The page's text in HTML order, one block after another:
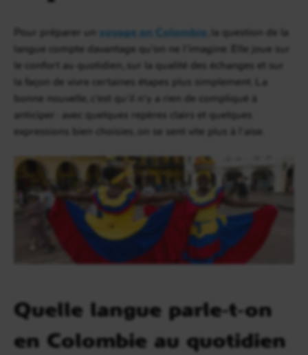
Pour préparer un voyage en Colombie , la question de la
langue compte davantage qu’on ne l’imagine. Elle joue sur
le confort au quotidien, sur la qualité des échanges et sur
la façon de vivre certaines étapes plus simplement. La
bonne nouvelle, c’est qu’il n’y a rien de compliqué à
anticiper : avec quelques repères clairs et quelques
expressions bien choisies, on se sent vite plus à l’aise.
Quelle langue parle-t-on
en Colombie au quotidien